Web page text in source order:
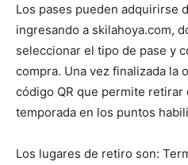
Los pases pueden adquirirse
ingresando a skilahoya.com,
seleccionar el tipo de pase y
compra. Una vez finalizada la
código QR que permite retirar
temporada en los puntos
Los lugares de retiro son: